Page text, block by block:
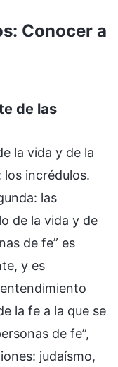
Conocer a
de las
la vida y de la
incrédulos.
las
de la vida y de
de fe” es
y es
la fe a la que se
de fe”,
judaísmo,